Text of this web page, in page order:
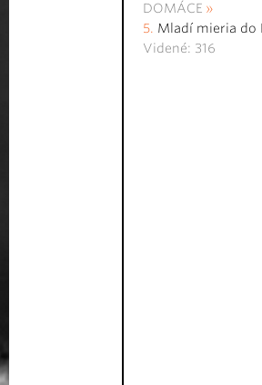
DOMÁCE
Mladí mieria do
Videné: 316